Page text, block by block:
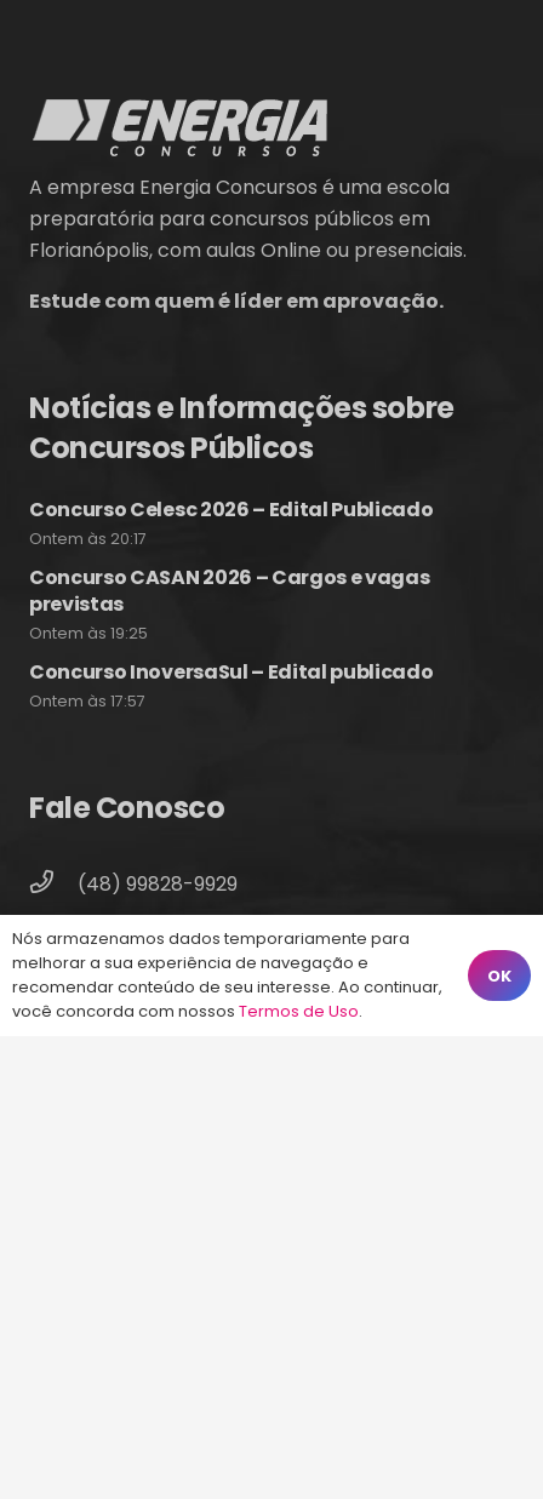
A empresa Energia Concursos é uma escola
preparatória para concursos públicos em
Florianópolis, com aulas Online ou presenciais.
Estude com quem é líder em aprovação.
Notícias e Informações sobre
Concursos Públicos
Concurso Celesc 2026 – Edital Publicado
Ontem às 20:17
Concurso CASAN 2026 – Cargos e vagas
previstas
Ontem às 19:25
Concurso InoversaSul – Edital publicado
Ontem às 17:57
Fale Conosco
(48) 99828-9929
Calçadão João Pinto, 212 – Centro
Florianópolis – SC, 88010-420
atendimento@energiaconcursos.com.br
Nós armazenamos dados temporariamente para
melhorar a sua experiência de navegação e
recomendar conteúdo de seu interesse. Ao continuar,
você concorda com nossos Termos de Uso.
OK